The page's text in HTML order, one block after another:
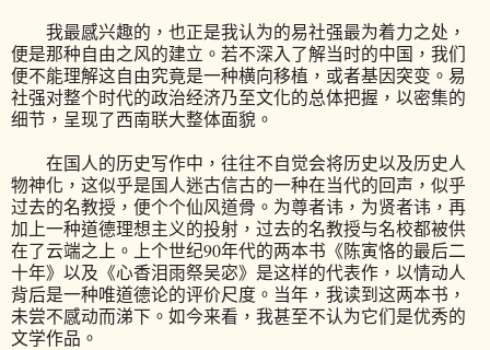
我最感兴趣的，也正是我认为的易社强最为着力之处，
便是那种自由之风的建立。若不深入了解当时的中国，我们
便不能理解这自由究竟是一种横向移植，或者基因突变。易
社强对整个时代的政治经济乃至文化的总体把握，以密集的
细节，呈现了西南联大整体面貌。
在国人的历史写作中，往往不自觉会将历史以及历史人
物神化，这似乎是国人迷古信古的一种在当代的回声，似乎
过去的名教授，便个个仙风道骨。为尊者讳，为贤者讳，再
加上一种道德理想主义的投射，过去的名教授与名校都被供
在了云端之上。上个世纪90年代的两本书《陈寅恪的最后二
十年》以及《心香泪雨祭吴宓》是这样的代表作，以情动人
背后是一种唯道德论的评价尺度。当年，我读到这两本书，
未尝不感动而涕下。如今来看，我甚至不认为它们是优秀的
文学作品。